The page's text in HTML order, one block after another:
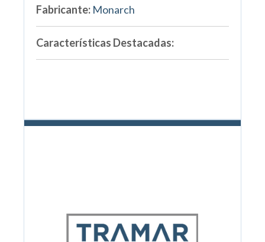
Fabricante: Monarch
Características Destacadas: